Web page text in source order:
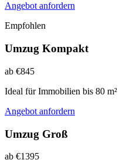
Angebot anfordern
Empfohlen
Umzug Kompakt
ab €845
Ideal für Immobilien bis 80 m²
Angebot anfordern
Umzug Groß
ab €1395